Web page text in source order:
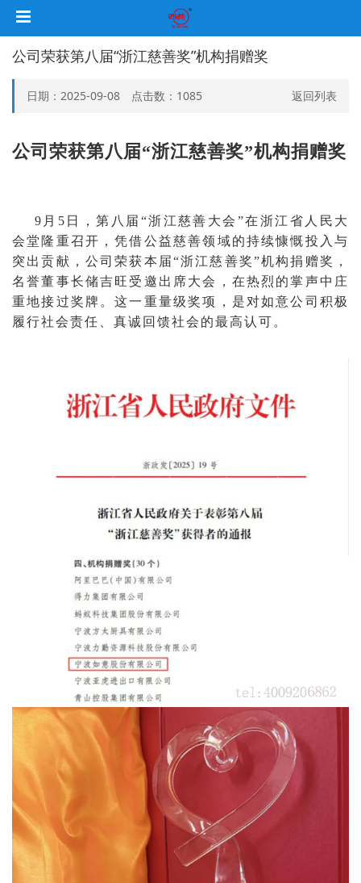
公司荣获第八届“浙江慈善奖”机构捐赠奖
日期：2025-09-08 点击数： 1085 返回列表
公司荣获第八届“浙江慈善奖”机构捐赠奖
9月5日，第八届“浙江慈善大会”在浙江省人民大
会堂隆重召开，凭借公益慈善领域的持续慷慨投入与
突出贡献，公司荣获本届“浙江慈善奖”机构捐赠奖，
名誉董事长储吉旺受邀出席大会，在热烈的掌声中庄
重地接过奖牌。这一重量级奖项，是对如意公司积极
履行社会责任、真诚回馈社会的最高认可。